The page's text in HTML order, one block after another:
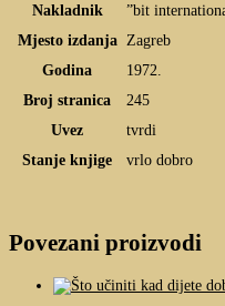
Nakladnik
”bit
Mjesto izdanja
Zagreb
Godina
1972.
Broj stranica
245
Uvez
tvrdi
Stanje knjige
vrlo dobro
Povezani proizvodi